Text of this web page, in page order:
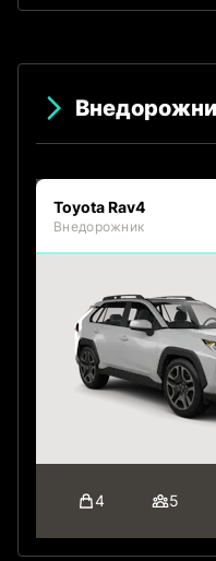
Toyota Rav4
Внедорожник
4 5